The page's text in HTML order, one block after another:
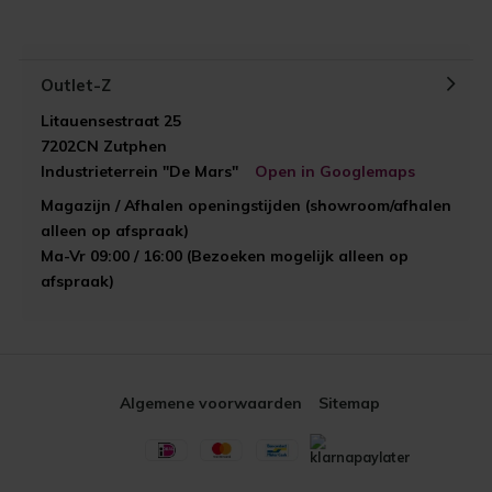
Outlet-Z
Litauensestraat 25
7202CN Zutphen
Industrieterrein "De Mars"
Open in Googlemaps
Magazijn / Afhalen openingstijden (showroom/afhalen
alleen op afspraak)
Ma-Vr 09:00 / 16:00 (Bezoeken mogelijk alleen op
afspraak)
Algemene voorwaarden Sitemap